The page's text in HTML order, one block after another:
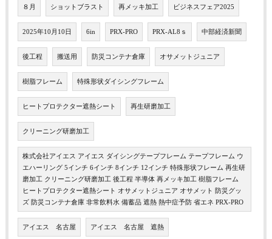
８月 ショットブラスト 再メッキ加工 ビジネスフェア2025
2025年10月10日 6in PRX-PRO PRX-AL8ｓ 中部経済新聞
後工程 搬送用 防災コンテナ倉庫 オサメットジュニア
樹脂フレーム 特殊形状ダイシングフレーム
ヒートプロテクター遮熱シート 再生研磨加工
クリーニング研磨加工
株式会社アイエス アイエス ダイシングテープフレーム テープフレーム ウ
エハーリング 5インチ 6インチ 8インチ 12インチ 特殊形状フレーム 再生研
磨加工 クリーニング研磨加工 後工程 半導体 再メッキ加工 樹脂フレーム
ヒートプロテクター遮熱シート オサメットジュニア オサメット 防災グッ
ズ 防災コンテナ倉庫 非常飲料水 備蓄品 遮熱 熱中症予防 省エネ PRX-PRO
アイエス 名古屋 アイエス 名古屋 遮熱